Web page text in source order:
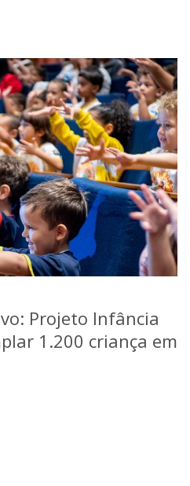
Projeto Infância
1.200 criança em